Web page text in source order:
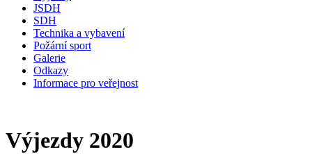
JSDH
SDH
Technika a vybavení
Požární sport
Galerie
Odkazy
Informace pro veřejnost
Výjezdy 2020